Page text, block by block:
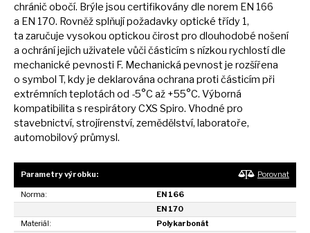
chránič obočí. Brýle jsou certifikovány dle norem EN 166
a EN 170. Rovněž splňují požadavky optické třídy 1,
ta zaručuje vysokou optickou čirost pro dlouhodobé nošení
a ochrání jejich uživatele vůči částicím s nízkou rychlostí dle
mechanické pevnosti F. Mechanická pevnostje rozšířena
o symbol T, kdyje deklarována ochrana proti částicím při
extrémních teplotách od -5°C až +55°C. Výborná
kompatibilita s respirátory CXS Spiro. Vhodné pro
stavebnictví, strojírenství, zemědělství, laboratoře,
automobilový průmysl.
Parametry výrobku: Porovnat
Norma:
EN 166
EN 170
Materiál:
Polykarbonát